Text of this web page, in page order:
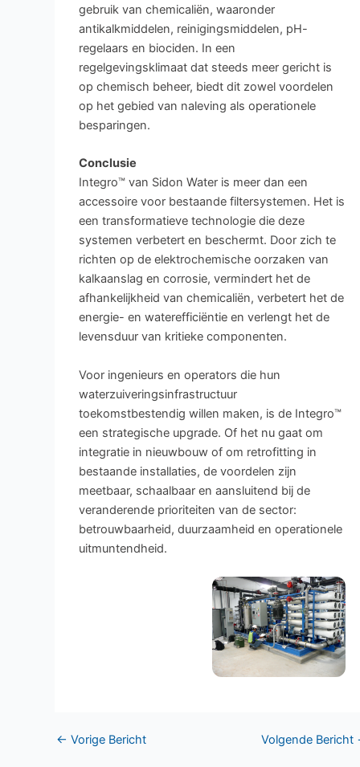
gebruik van chemicaliën, waaronder
antikalkmiddelen, reinigingsmiddelen, pH-
regelaars en biociden. In een
regelgevingsklimaat dat steeds meer gericht is
op chemisch beheer, biedt dit zowel voordelen
op het gebied van naleving als operationele
besparingen.
Conclusie
Integro™ van Sidon Water is meer dan een
accessoire voor bestaande filtersystemen. Het is
een transformatieve technologie die deze
systemen verbetert en beschermt. Door zich te
richten op de elektrochemische oorzaken van
kalkaanslag en corrosie, vermindert het de
afhankelijkheid van chemicaliën, verbetert het de
energie- en waterefficiëntie en verlengt het de
levensduur van kritieke componenten.
Voor ingenieurs en operators die hun
waterzuiveringsinfrastructuur
toekomstbestendig willen maken, is de Integro™
een strategische upgrade. Of het nu gaat om
integratie in nieuwbouw of om retrofitting in
bestaande installaties, de voordelen zijn
meetbaar, schaalbaar en aansluitend bij de
veranderende prioriteiten van de sector:
betrouwbaarheid, duurzaamheid en operationele
uitmuntendheid.
← Vorige Bericht Volgende Bericht